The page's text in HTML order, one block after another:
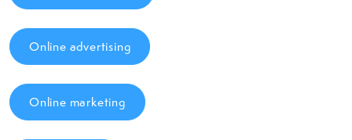
Online advertising
Online marketing